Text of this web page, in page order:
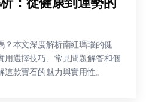
？本文深度解析南紅瑪瑙的健
用選擇技巧、常見問題解答和個
款寶石的魅力與實用性。